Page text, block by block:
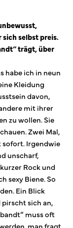
selbst preis.
trägt, über
habe ich in neun
Kleidung
davon,
mit ihrer
zu wollen. Sie
Zwei Mal,
sofort. Irgendwie
unscharf,
Rock und
sexy Biene. So
Ein Blick
sich an,
muss oft
man fragt,